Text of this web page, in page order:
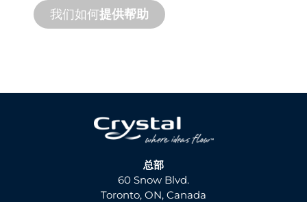
我们如何提供帮助
总部
60 Snow Blvd.
Toronto, ON, Canada